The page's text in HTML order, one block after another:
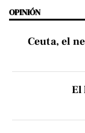
OPINIÓN
Ceuta, el
El